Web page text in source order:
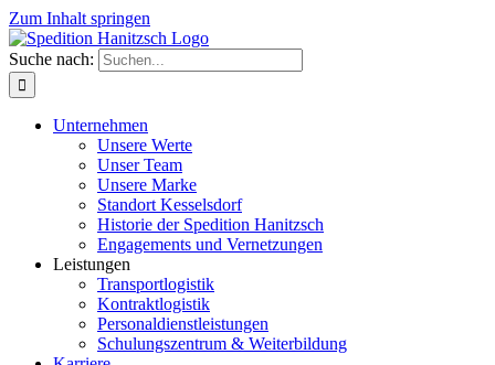
Zum Inhalt springen
Suche nach:
Unternehmen
Unsere Werte
Unser Team
Unsere Marke
Standort Kesselsdorf
Historie der Spedition Hanitzsch
Engagements und Vernetzungen
Leistungen
Transportlogistik
Kontraktlogistik
Personaldienstleistungen
Schulungszentrum & Weiterbildung